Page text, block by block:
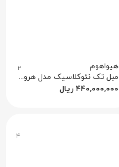
هیواهوم ۲
مبل تک نئوکلاسیک مدل هرودز
۴۴۰,۰۰۰,۰۰۰ ریال
۴